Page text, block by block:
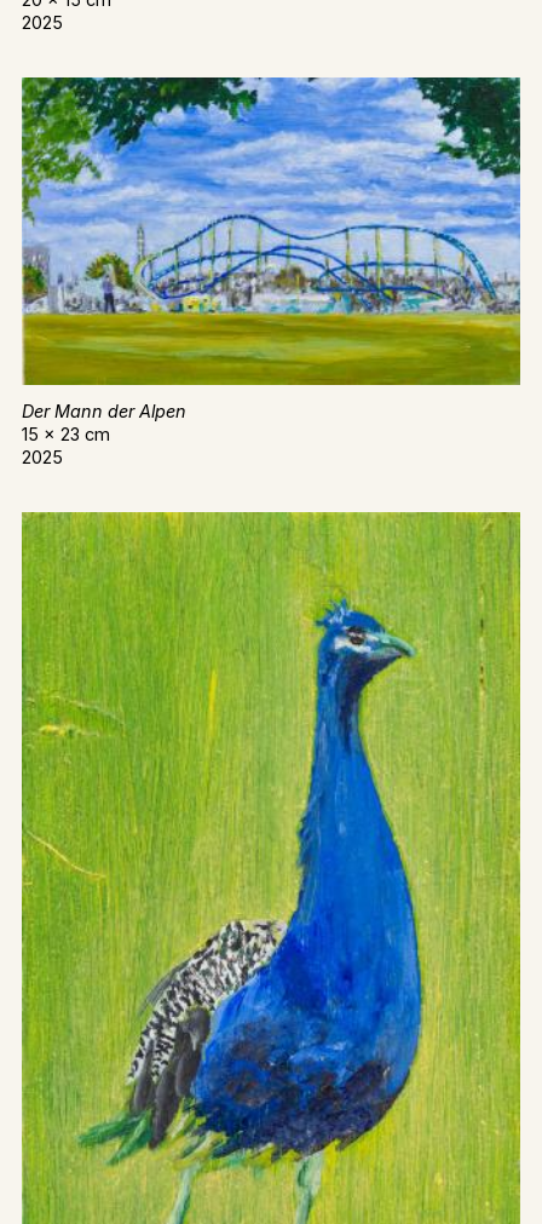
2025
Der Mann der Alpen
15 x 23 cm
2025